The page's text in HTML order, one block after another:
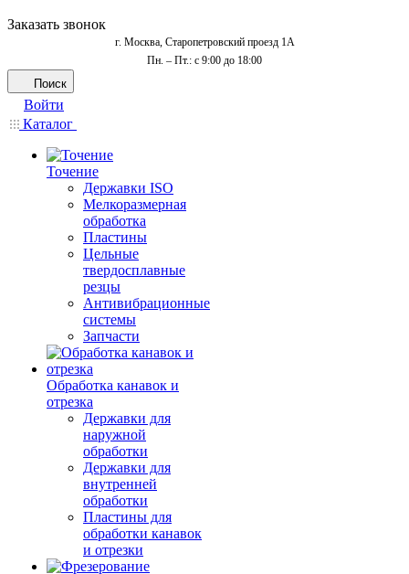
Заказать звонок
г. Москва, Старопетровский проезд 1А
Пн. – Пт.: с 9:00 до 18:00
Поиск
Войти
Каталог
Точение
Державки ISO
Мелкоразмерная
обработка
Пластины
Цельные
твердосплавные
резцы
Антивибрационные
системы
Запчасти
Обработка канавок и
отрезка
Державки для
наружной
обработки
Державки для
внутренней
обработки
Пластины для
обработки канавок
и отрезки